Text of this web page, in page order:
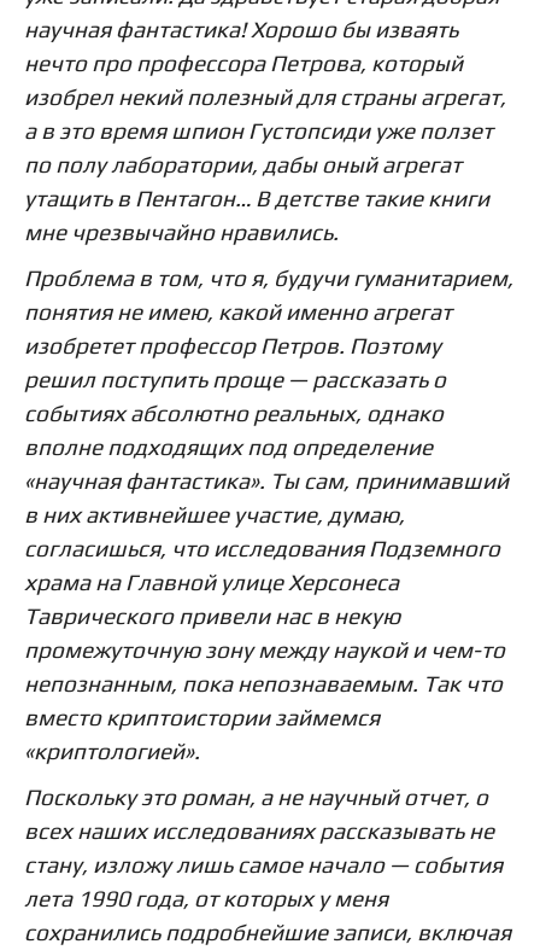
научная фантастика! Хорошо бы изваять
нечто про профессора Петрова, который
изобрел некий полезный для страны агрегат,
а в это время шпион Густопсиди уже ползет
по полу лаборатории, дабы оный агрегат
утащить в Пентагон… В детстве такие книги
мне чрезвычайно нравились.
Проблема в том, что я, будучи гуманитарием,
понятия не имею, какой именно агрегат
изобретет профессор Петров. Поэтому
решил поступить проще — рассказать о
событиях абсолютно реальных, однако
вполне подходящих под определение
«научная фантастика». Ты сам, принимавший
в них активнейшее участие, думаю,
согласишься, что исследования Подземного
храма на Главной улице Херсонеса
Таврического привели нас в некую
промежуточную зону между наукой и чем-то
непознанным, пока непознаваемым. Так что
вместо криптоистории займемся
«криптологией».
Поскольку это роман, а не научный отчет, о
всех наших исследованиях рассказывать не
стану, изложу лишь самое начало — события
лета 1990 года, от которых у меня
сохранились подробнейшие записи, включая